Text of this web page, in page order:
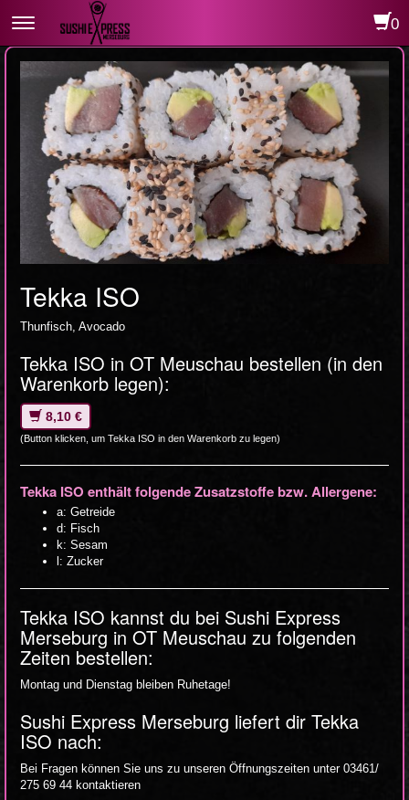
Toggle
0
Tekka ISO
Thunfisch, Avocado
Tekka ISO in OT Meuschau bestellen (in den
Warenkorb legen):
8,10 €
(Button klicken, um Tekka ISO in den Warenkorb zu legen)
Tekka ISO enthält folgende Zusatzstoffe bzw. Allergene:
a: Getreide
d: Fisch
k: Sesam
l: Zucker
Tekka ISO kannst du bei Sushi Express
Merseburg in OT Meuschau zu folgenden
Zeiten bestellen:
Montag und Dienstag bleiben Ruhetage!
Sushi Express Merseburg liefert dir Tekka
ISO nach:
Bei Fragen können Sie uns zu unseren Öffnungszeiten unter 03461/
275 69 44 kontaktieren